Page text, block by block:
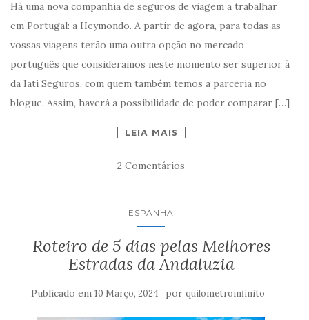
Há uma nova companhia de seguros de viagem a trabalhar
em Portugal: a Heymondo. A partir de agora, para todas as
vossas viagens terão uma outra opção no mercado
português que consideramos neste momento ser superior à
da Iati Seguros, com quem também temos a parceria no
blogue. Assim, haverá a possibilidade de poder comparar […]
LEIA MAIS
2 Comentários
ESPANHA
Roteiro de 5 dias pelas Melhores
Estradas da Andaluzia
Publicado em 10 Março, 2024 por quilometroinfinito